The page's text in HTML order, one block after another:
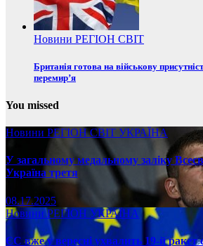
Новини РЕГІОН СВІТ
Британія готова на військову
перемир’я
You missed
Новини РЕГІОНСВІТ УКРАЇНА
У загальному медальному заліку
Україна третя
08.17.2025
НовиниРЕГІОН УКРАЇНА
ЄС вже у вересні ухвалить 19-й ракет